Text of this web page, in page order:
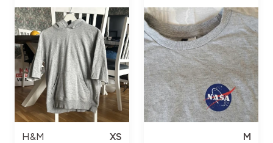
H&M
XS
M